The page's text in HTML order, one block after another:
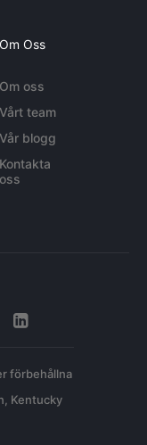
Om Oss
Om oss
Vårt team
Vår blogg
Kontakta
oss
förbehållna